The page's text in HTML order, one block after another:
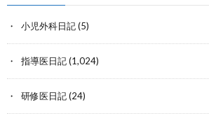
小児外科日記(5)
指導医日記(1,024)
研修医日記(24)